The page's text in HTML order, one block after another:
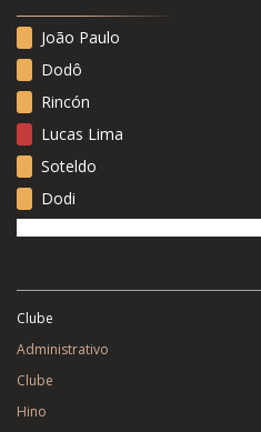
João Paulo
Dodô
Rincón
Lucas Lima
Soteldo
Dodi
Clube
Administrativo
Clube
Hino